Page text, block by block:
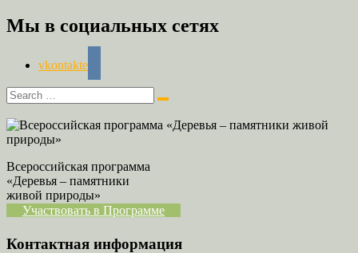
Мы в социальных сетях
vkontakte
Всероссийская программа
«Деревья – памятники
живой природы»
Участвовать в Программе
Контактная информация